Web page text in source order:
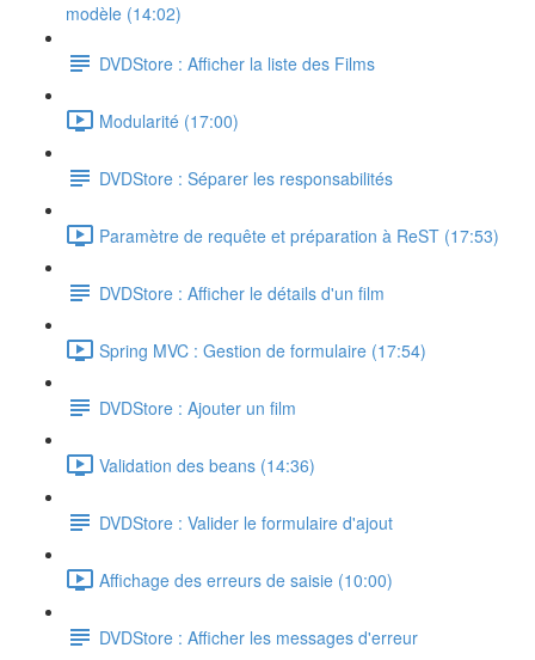
modèle (14:02)
DVDStore : Afficher la liste des Films
Modularité (17:00)
DVDStore : Séparer les responsabilités
Paramètre de requête et préparation à ReST (17:53)
DVDStore : Afficher le détails d'un film
Spring MVC : Gestion de formulaire (17:54)
DVDStore : Ajouter un film
Validation des beans (14:36)
DVDStore : Valider le formulaire d'ajout
Affichage des erreurs de saisie (10:00)
DVDStore : Afficher les messages d'erreur